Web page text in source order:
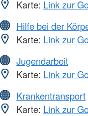
Karte: Link zur
Hilfe bei der
Karte: Link zur
Jugendarbeit
Karte: Link zur
Krankentransport
Karte: Link zur